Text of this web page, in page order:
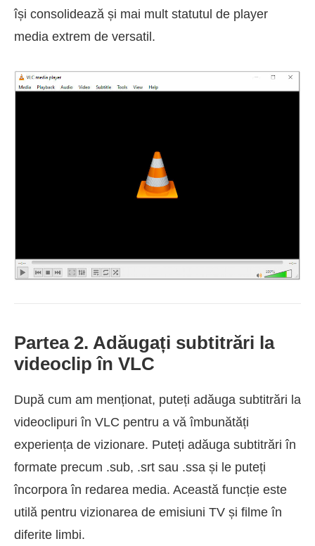
își consolidează și mai mult statutul de player
media extrem de versatil.
Partea 2. Adăugați subtitrări la
videoclip în VLC
După cum am menționat, puteți adăuga subtitrări la
videoclipuri în VLC pentru a vă îmbunătăți
experiența de vizionare. Puteți adăuga subtitrări în
formate precum .sub, .srt sau .ssa și le puteți
încorpora în redarea media. Această funcție este
utilă pentru vizionarea de emisiuni TV și filme în
diferite limbi.